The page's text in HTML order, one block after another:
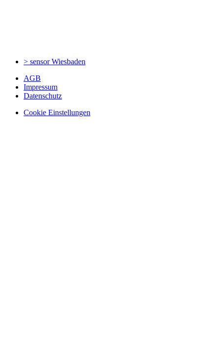
> sensorWiesbaden
AGB
Impressum
Datenschutz
Cookie Einstellungen